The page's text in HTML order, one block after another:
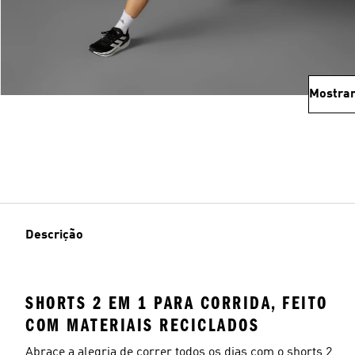
Descrição
SHORTS 2 EM 1 PARA CORRIDA, FEITO
COM MATERIAIS RECICLADOS